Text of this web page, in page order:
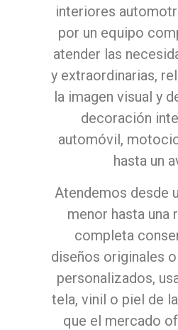
interiores
por un equipo
atender las
y extraordinarias,
la imagen visual y
decoración
automóvil,
hasta un
Atendemos desde
menor hasta una
completa
diseños originales
personalizados,
tela, vinil o piel de
que el